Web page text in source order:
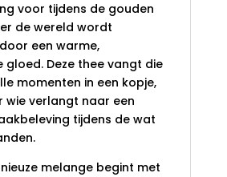
voor tijdens de gouden
de wereld wordt
een warme,
gloed. Deze thee vangt die
momenten in een kopje,
wie verlangt naar een
tijdens de wat
melange begint met